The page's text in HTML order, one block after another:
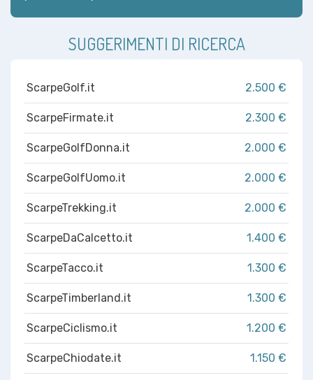
SUGGERIMENTI DI RICERCA
ScarpeGolf.it 2.500 €
ScarpeFirmate.it 2.300 €
ScarpeGolfDonna.it 2.000 €
ScarpeGolfUomo.it 2.000 €
ScarpeTrekking.it 2.000 €
ScarpeDaCalcetto.it 1.400 €
ScarpeTacco.it 1.300 €
ScarpeTimberland.it 1.300 €
ScarpeCiclismo.it 1.200 €
ScarpeChiodate.it 1.150 €